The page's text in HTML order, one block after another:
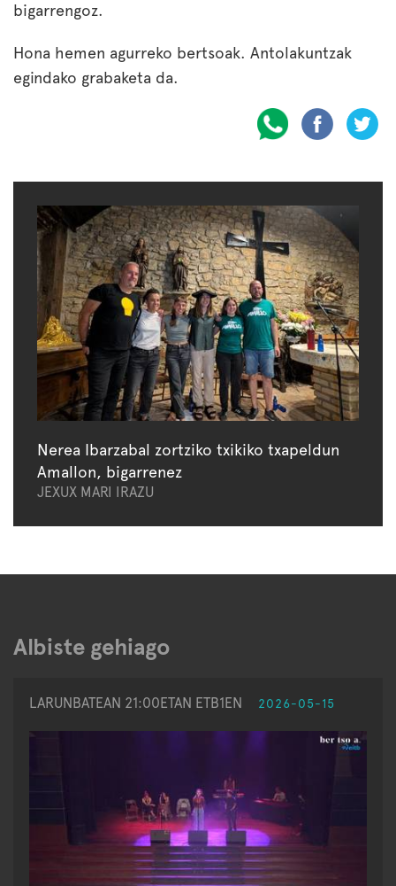
bigarrengoz.
Hona hemen agurreko bertsoak. Antolakuntzak
egindako grabaketa da.
Nerea Ibarzabal zortziko txikiko txapeldun
Amallon, bigarrenez
JEXUX MARI IRAZU
Albiste gehiago
LARUNBATEAN 21:00ETAN ETB1EN 2026-05-15